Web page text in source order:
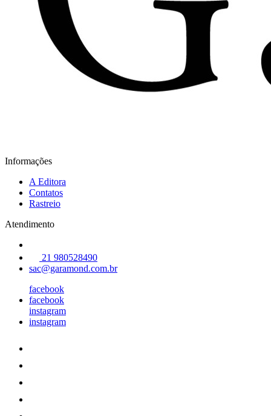
Informações
A Editora
Contatos
Rastreio
Atendimento
21 980528490
sac@garamond.com.br
facebook
facebook
instagram
instagram